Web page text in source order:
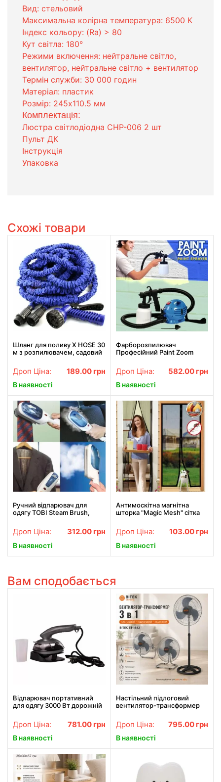
Вид: стельовий
Максимальна колірна температура: 6500 К
Індекс кольору: (Ra) > 80
Кут світла: 180°
Режими включення: нейтральне світло,
вентилятор, нейтральне світло + вентилятор
Термін служби: 30 000 годин
Матеріал: пластик
Розмір: 245х110.5 мм
Комплектація:
Люстра світлодіодна CHP-006 2 шт
Пульт ДК
Інструкція
Упаковка
Схожі товари
Шланг для поливу X HOSE 30
м з розпилювачем, садовий
саду СИНІЙ
Дроп Ціна: 189.00 грн
В наявності
Фарборозпилювач
Професійний Paint Zoom
Дроп Ціна: 582.00 грн
В наявності
Ручний відпарювач для
одягу TOBI Steam Brush,
праска
Дроп Ціна: 312.00 грн
В наявності
Антимоскітна магнітна
шторка "Magic Mesh" сітка
210х100
Дроп Ціна: 103.00 грн
В наявності
Вам сподобається
Відпарювач портативний
для одягу 3000 Вт дорожній
вологої прасування Rainberg
RB-2257
Дроп Ціна: 781.00 грн
В наявності
Настільний підлоговий
вентилятор-трансформер
офісу 120 Вт
Дроп Ціна: 795.00 грн
В наявності